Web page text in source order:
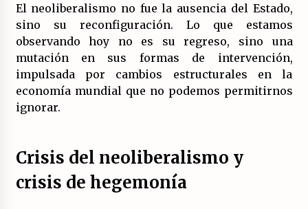
El neoliberalismo no fue la ausencia del Estado,
sino su reconfiguración. Lo que estamos
observando hoy no es su regreso, sino una
mutación en sus formas de intervención,
impulsada por cambios estructurales en la
economía mundial que no podemos permitirnos
ignorar.
Crisis del neoliberalismo y
crisis de hegemonía